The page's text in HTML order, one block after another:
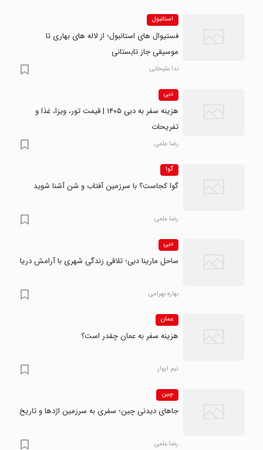
استانبول
فستیوال های استانبول؛ از لاله های بهاری تا
موسیقی جاز تابستانی
ندا علیخانی
دبی
هزینه سفر به دبی ۱۴۰۵ | قیمت تور، ویزا، غذا و
تفریحات
رضا علمی
گوا
گوا کجاست؟ با سرزمین آفتاب و شن آشنا شوید
رضا علمی
دبی
ساحل مارینا دبی؛ تلاقی زندگی شهری با آرامش دریا
بهاره بهرامی
عمان
هزینه سفر به عمان چقدر است؟
تیم ایوار
چین
جاهای دیدنی چین؛ سفری به سرزمین اژدها و تاریخ
رضا علمی